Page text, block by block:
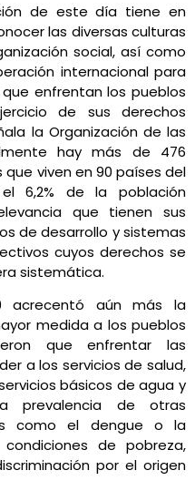
de este día tiene en
las diversas culturas
social, así como
internacional para
enfrentan los pueblos
de sus derechos
la Organización de las
hay más de 476
viven en 90 países del
6,2% de la población
que tienen sus
de desarrollo y sistemas
cuyos derechos se
sistemática.
acrecentó aún más la
medida a los pueblos
que enfrentar las
a los servicios de salud,
básicos de agua y
prevalencia de otras
como el dengue o la
de pobreza,
por el origen